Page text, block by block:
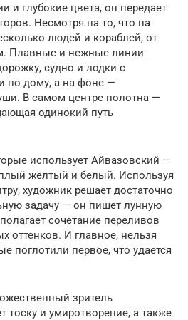
и глубокие цвета, он передает
Несмотря на то, что на
людей и кораблей, от
Плавные и нежные линии
судно и лодки с
по дому, а на фоне —
В самом центре полотна —
одинокий путь
использует Айвазовский —
желтый и белый. Используя
художник решает достаточно
задачу — он пишет лунную
сочетание переливов
оттенков. И главное, нельзя
поглотили первое, что удается
зритель
и умиротворение, а также